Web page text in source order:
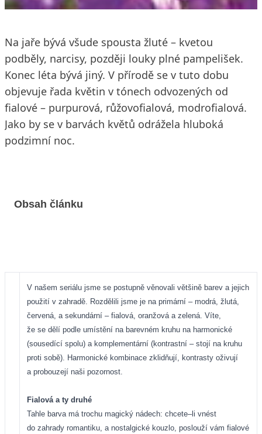
Na jaře bývá všude spousta žluté – kvetou
podběly, narcisy, později louky plné pampelišek.
Konec léta bývá jiný. V přírodě se v tuto dobu
objevuje řada květin v tónech odvozených od
fialové – purpurová, růžovofialová, modrofialová.
Jako by se v barvách květů odrážela hluboká
podzimní noc.
Obsah článku
V našem seriálu jsme se postupně věnovali většině barev a jejich
použití v zahradě. Rozdělili jsme je na primární – modrá, žlutá,
červená, a sekundární – fialová, oranžová a zelená. Víte,
že se dělí podle umístění na barevném kruhu na harmonické
(sousedící spolu) a komplementární (kontrastní – stojí na kruhu
proti sobě). Harmonické kombinace zklidňují, kontrasty oživují
a probouzejí naši pozornost.
Fialová a ty druhé
Tahle barva má trochu magický nádech: chcete–li vnést
do zahrady romantiku, a nostalgické kouzlo, poslouží vám fialové